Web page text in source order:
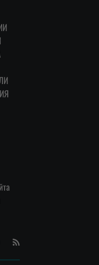
RSS